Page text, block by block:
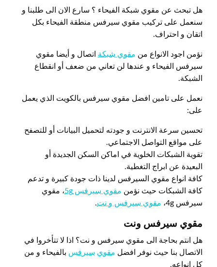
هل تبحث عن مقوي شبكة الفيحاء ؟ سارع الان الى طلبنا و
سنعمل على تركيب مقوي سيرفس منطقة الفيحاء بكل
اتقان و احتراف.
نؤمن اجود الانواع من مقوي شبكة اتصال و أيضا مقوي
سيرفس الفيحاء و عندها لن تعاني من ضعف أو انقطاع
الشبكة.
نعمل على تامين افضل مقوي سيرفس بالكويت الذي يعمل
على:
تحسين سرعة الانترنت و جودته لتحميل البيانات أو للتصفح
على مواقع التواصل الاجتماعي.
تقوية الشبكات الخلوية في اماكن السكن الجديدة أو
البعيدة عن ابراج التغطية.
كافة انواع مقوي السيرفس لدينا ذات جودة كبيرة و تدعم
كافة الشبكات حيث نؤمن مقوي سيرفس 5g
، مقوي
سيرفس 4g،
مقوي سيرفس و نت.
مقوي سيرفس ونت
هل انتم بحاجة الى مقوي سيرفس و نت؟ اذا لا تتأخروا في
الاتصال بنا حيث نوفر افضل مقوي سيرفس بالفيحاء و من
كل انواعه.